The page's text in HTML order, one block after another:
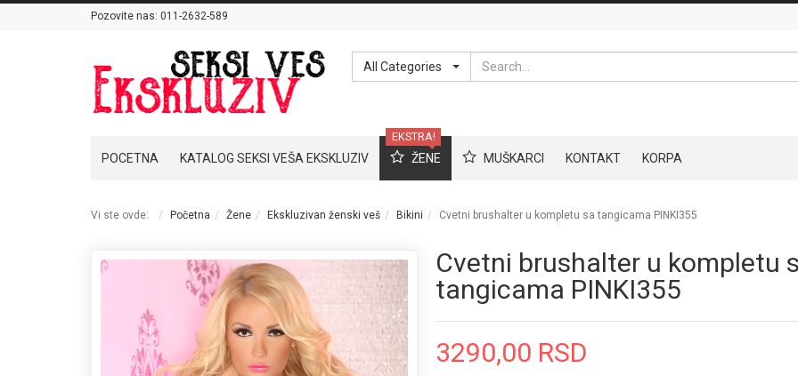
Pozovite nas: 011-2632-589
All Categories
Search
POCETNA KATALOG SEKSI VEŠA EKSKLUZIV ŽENE
EKSTRA!
MUŠKARCI KONTAKT KORPA
Vi ste ovde: Početna Žene Ekskluzivan ženski veš Bikini Cvetni brushalter u kompletu sa tangicama PINKI355
Cvetni brushalter u kompletu
tangicama PINKI355
3290,00 RSD